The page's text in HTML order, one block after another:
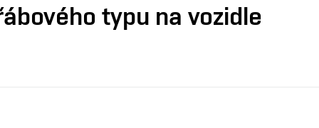
typu na vozidle